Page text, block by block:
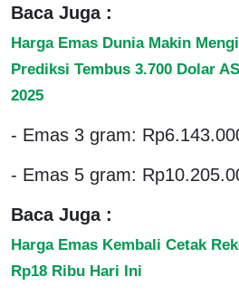
Baca Juga :
Harga Emas Dunia Makin
Prediksi Tembus 3.700 Dolar
2025
- Emas 3 gram:
- Emas 5 gram:
Baca Juga :
Harga Emas Kembali Cetak
Rp18 Ribu Hari Ini